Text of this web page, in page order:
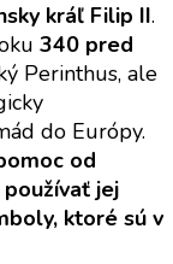
kráľ Filip II.
340 pred
Perinthus, ale
do Európy.
od
používať jej
ktoré sú v